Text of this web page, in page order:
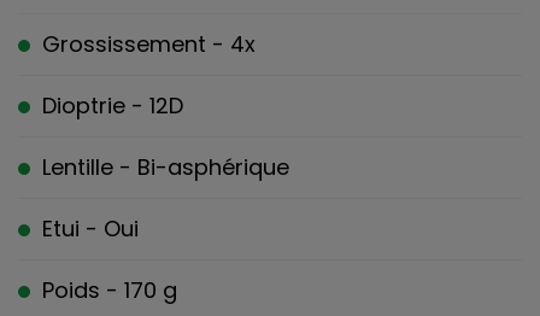
Grossissement - 4x
Dioptrie - 12D
Lentille - Bi-asphérique
Etui - Oui
Poids - 170 g